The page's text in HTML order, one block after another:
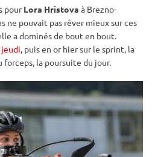
pourLora Hristova à Brezno-
ne pouvait pas rêver mieux sur ces
a dominés de bout en bout.
, puis en or hier sur le sprint, la
forceps, la poursuite du jour.